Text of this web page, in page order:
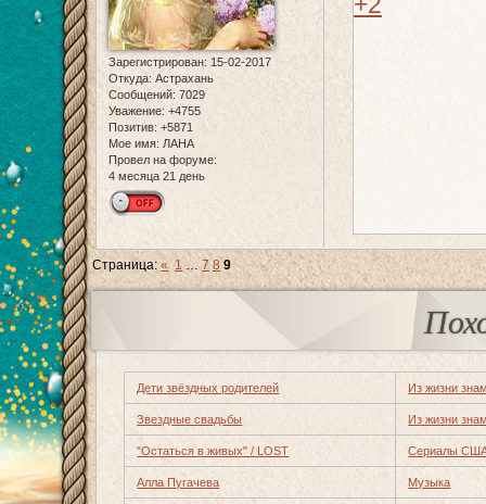
Зарегистрирован: 15-02-2017
Откуда: Астрахань
Сообщений: 7029
Уважение: +4755
Позитив: +5871
Мое имя: ЛАНА
Провел на форуме:
4 месяца 21 день
Страница:« 1 … 7 8 9
Дети звёздных родителей Из жизни
Звездные свадьбы Из жизни
"Остаться в живых" / LOST Сериалы
Алла Пугачева Музыка